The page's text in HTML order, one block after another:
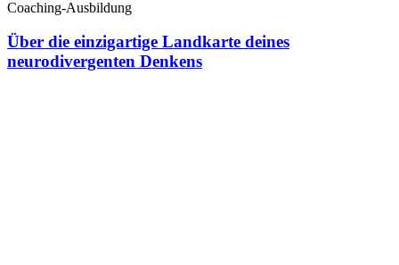
Coaching-Ausbildung
Über die einzigartige Landkarte deines
neurodivergenten Denkens